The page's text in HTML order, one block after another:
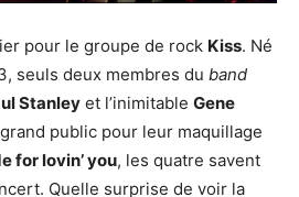
pour le groupe de rock Kiss. Né
seuls deux membres du band
Stanley et l’inimitable Gene
public pour leur maquillage
for lovin’ you, les quatre savent
Quelle surprise de voir la